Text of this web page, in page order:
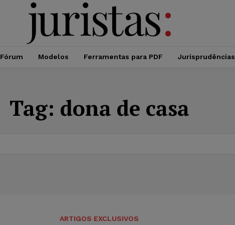
Fórum Modelos Ferramentas para PDF Jurisprudências
Tag: dona de casa
ARTIGOS EXCLUSIVOS